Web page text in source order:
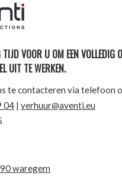
PRODUCTIONS
VOOR U OM EEN VOLLEDIG
UIT TE WERKEN.
te contacteren via telefoon
04 | verhuur@aventi.eu
waregem